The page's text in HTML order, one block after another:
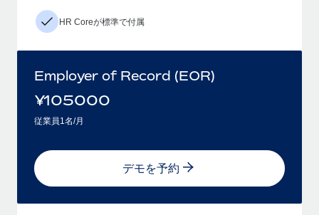
HR Coreが標準で付属
Employer of Record (EOR)
¥105000
従業員1名/月
デモを予約